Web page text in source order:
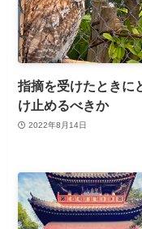
指摘を受けたときに
け止めるべきか
2022年8月14日